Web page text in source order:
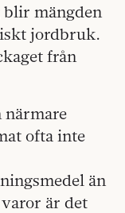
blir mängden
jordbruk.
från
närmare
ofta inte
än
är det